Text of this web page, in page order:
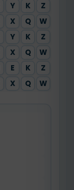
Y K Z
X Q W
Y K Z
X Q W
E K Z
X Q W